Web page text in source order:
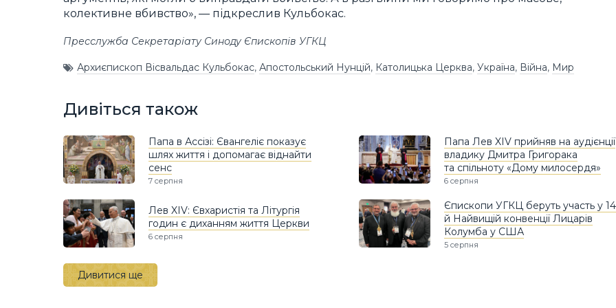
колективне вбивство», — підкреслив Кульбокас.
Пресслужба Секретаріату Синоду Єпископів УГКЦ
Архиєпископ Вісвальдас Кульбокас, Апостольський Нунцій, Католицька Церква, Україна, Війна, Мир
Дивіться також
Папа в Ассізі: Євангеліє показує
шлях життя і допомагає віднайти
сенс
7 серпня
Папа Лев XIV прийняв на аудієнції
владику Дмитра Григорака
та спільноту «Дому милосердя»
6 серпня
Лев XIV: Євхаристія та Літургія
годин є диханням життя Церкви
6 серпня
Єпископи УГКЦ беруть участь у
й Найвищій конвенції Лицарів
Колумба у США
5 серпня
Дивитися ще